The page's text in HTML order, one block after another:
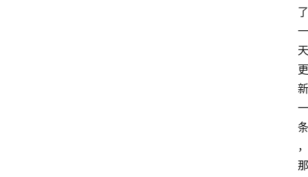
了
一
天
更
新
一
条
，
那